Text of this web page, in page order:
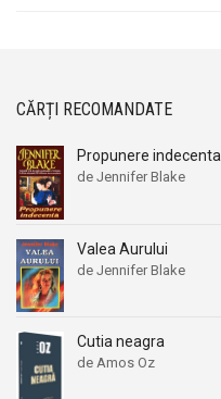
CĂRȚI RECOMANDATE
Propunere indecenta
de Jennifer Blake
Valea Aurului
de Jennifer Blake
Cutia neagra
de Amos Oz